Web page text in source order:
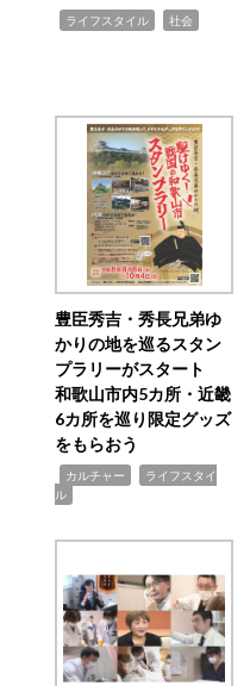
ライフスタイル 社会
豊臣秀吉・秀長兄弟ゆ
かりの地を巡るスタン
プラリーがスタート
和歌山市内5カ所・近畿
6カ所を巡り限定グッズ
をもらおう
カルチャー
ライフスタイ
ル